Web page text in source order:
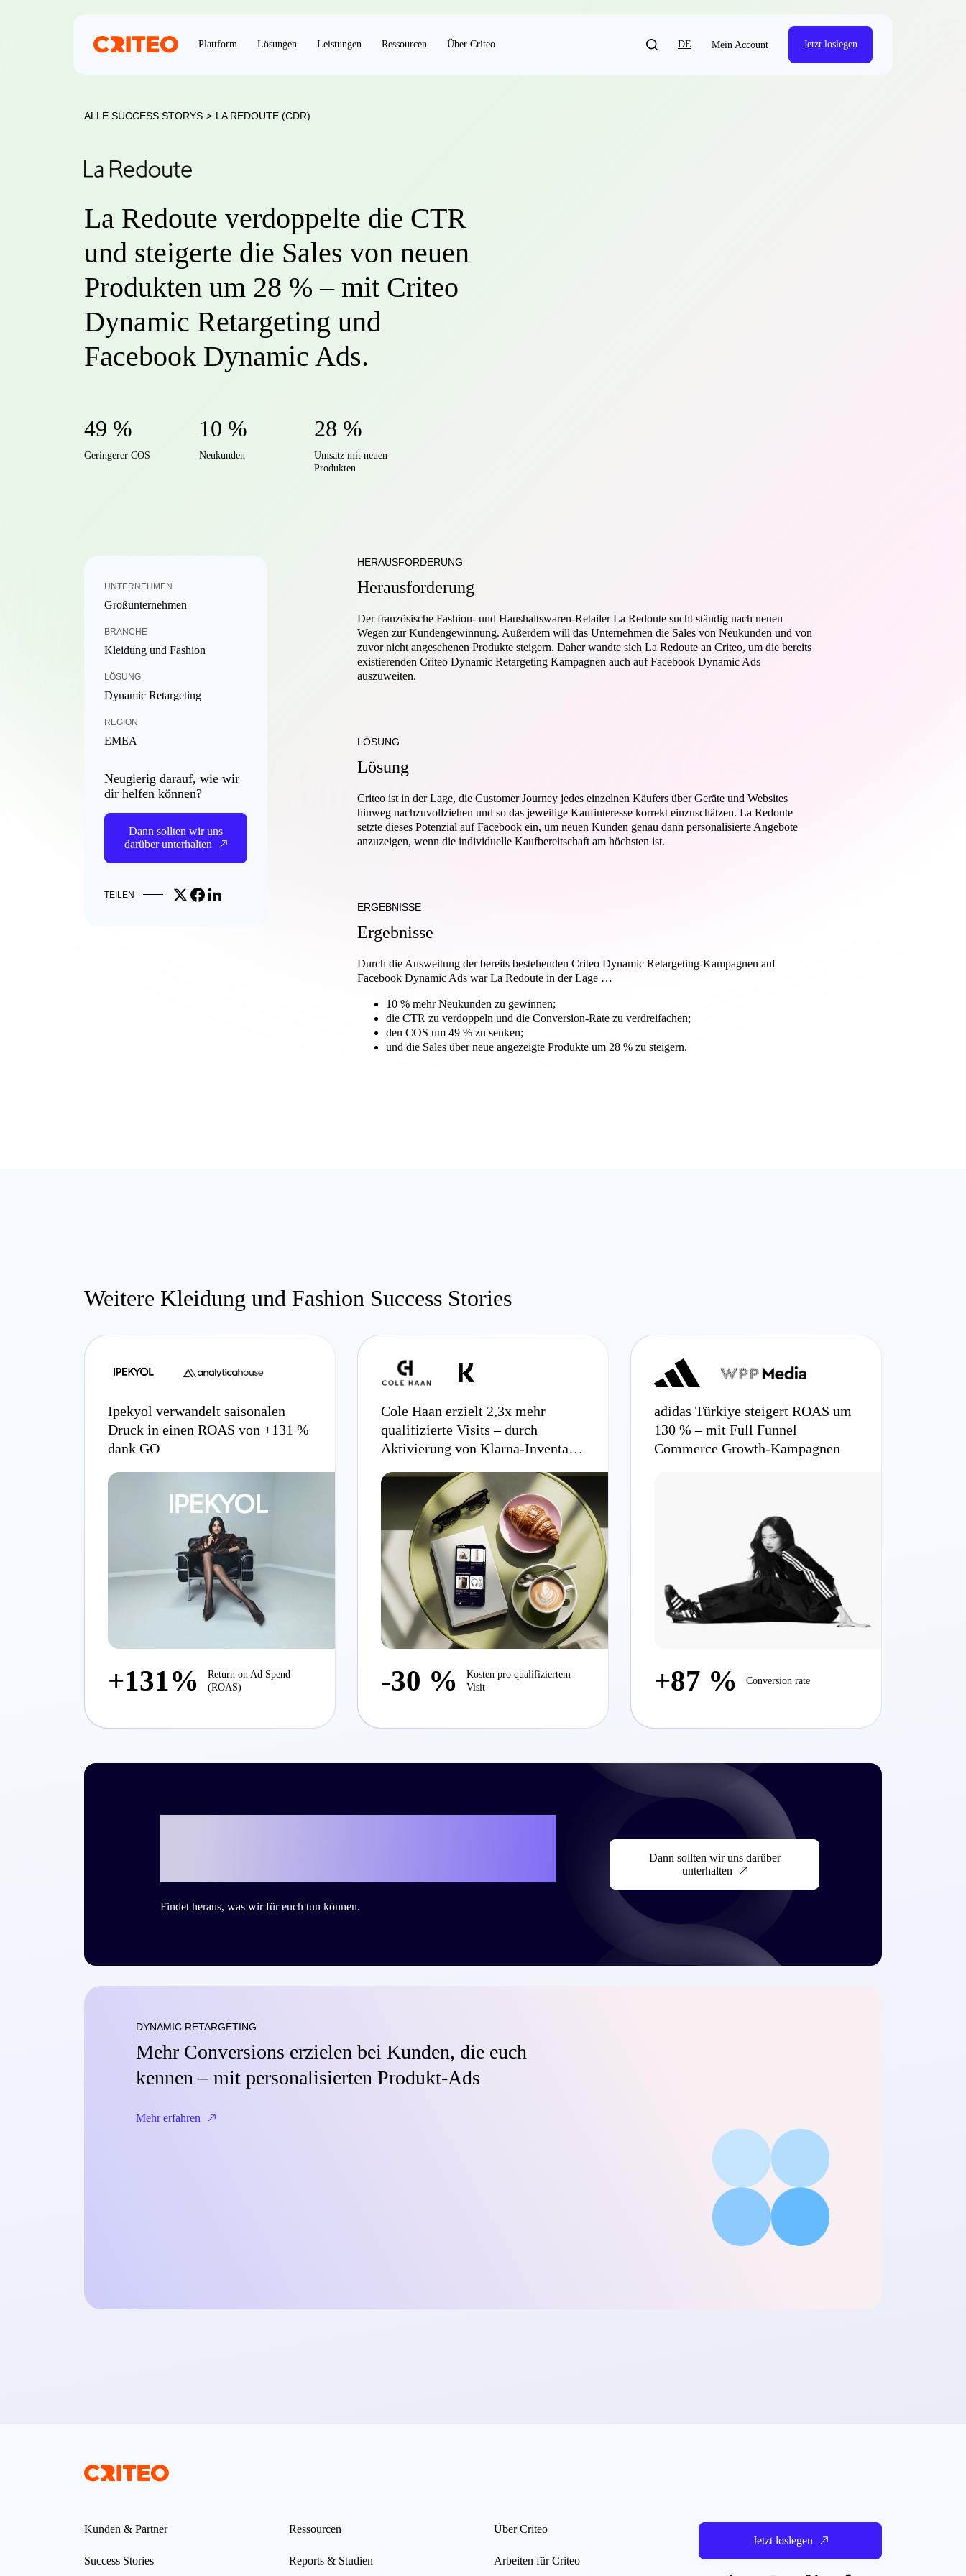
Plattform Lösungen Leistungen Ressourcen Über Criteo DE Mein Account Jetzt loslegen
ALLE SUCCESS STORYS > LA REDOUTE (CDR)
La Redoute verdoppelte die CTR
und steigerte die Sales von neuen
Produkten um 28 % – mit Criteo
Dynamic Retargeting und
Facebook Dynamic Ads.
49 %
Geringerer COS
10 %
Neukunden
28 %
Umsatz mit neuen
Produkten
UNTERNEHMEN
Großunternehmen
BRANCHE
Kleidung und Fashion
LÖSUNG
Dynamic Retargeting
REGION
EMEA
Neugierig darauf, wie wir
dir helfen können?
Dann sollten wir uns
darüber unterhalten
TEILEN Share on X
Share on Facebook
Share on LinkedIn
HERAUSFORDERUNG
Herausforderung
Der französische Fashion- und Haushaltswaren-Retailer La Redoute sucht ständig nach neuen
Wegen zur Kundengewinnung. Außerdem will das Unternehmen die Sales von Neukunden und von
zuvor nicht angesehenen Produkte steigern. Daher wandte sich La Redoute an Criteo, um die bereits
existierenden Criteo Dynamic Retargeting Kampagnen auch auf Facebook Dynamic Ads
auszuweiten.
LÖSUNG
Lösung
Criteo ist in der Lage, die Customer Journey jedes einzelnen Käufers über Geräte und Websites
hinweg nachzuvollziehen und so das jeweilige Kaufinteresse korrekt einzuschätzen. La Redoute
setzte dieses Potenzial auf Facebook ein, um neuen Kunden genau dann personalisierte Angebote
anzuzeigen, wenn die individuelle Kaufbereitschaft am höchsten ist.
ERGEBNISSE
Ergebnisse
Durch die Ausweitung der bereits bestehenden Criteo Dynamic Retargeting-Kampagnen auf
Facebook Dynamic Ads war La Redoute in der Lage …
10 % mehr Neukunden zu gewinnen;
die CTR zu verdoppeln und die Conversion-Rate zu verdreifachen;
den COS um 49 % zu senken;
und die Sales über neue angezeigte Produkte um 28 % zu steigern.
Weitere Kleidung und Fashion Success Stories
Ipekyol verwandelt saisonalen
Druck in einen ROAS von +131 %
dank GO
+131%
Return on Ad Spend
(ROAS)
Cole Haan erzielt 2,3x mehr
qualifizierte Visits – durch
Aktivierung von Klarna-Inventar
-30 %
Kosten pro qualifiziertem
Visit
adidas Türkiye steigert ROAS um
130 % – mit Full Funnel
Commerce Growth-Kampagnen
+87 % Conversion rate
Findet heraus, was wir für euch tun können.
Dann sollten wir uns darüber
unterhalten
DYNAMIC RETARGETING
Mehr Conversions erzielen bei Kunden, die euch
kennen – mit personalisierten Produkt-Ads
Mehr erfahren
Kunden & Partner
Success Stories
Ressourcen
Reports & Studien
Über Criteo
Arbeiten für Criteo
Jetzt loslegen